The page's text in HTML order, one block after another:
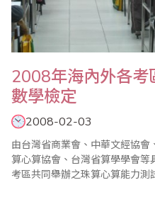
2008年海內外各考
數學檢定
2008-02-03
由台灣省商業會、中華文經協
算心算協會、台灣省算學學會
考區共同舉辦之珠算心算能力測